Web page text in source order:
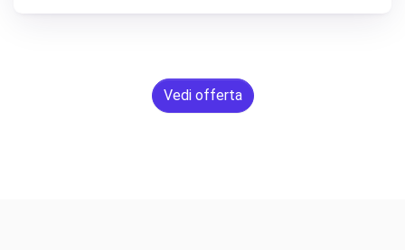
Vedi offerta